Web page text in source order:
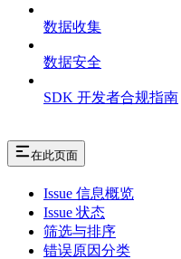
数据收集
数据安全
SDK 开发者合规指南
在此页面
Issue 信息概览
Issue 状态
筛选与排序
错误原因分类